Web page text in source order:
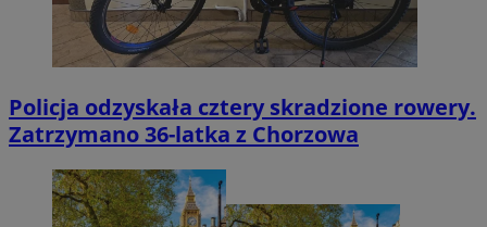
Policja odzyskała cztery skradzione rowery.
Zatrzymano 36-latka z Chorzowa